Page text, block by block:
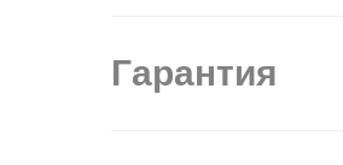
Гарантия